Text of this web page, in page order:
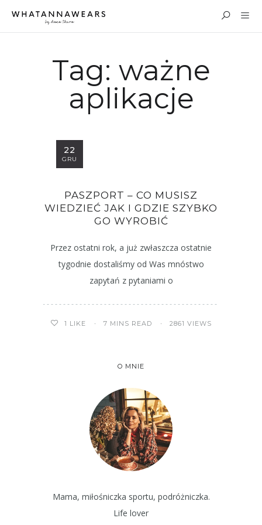
Tag: ważne
aplikacje
22
GRU
PASZPORT – CO MUSISZ
WIEDZIEĆ JAK I GDZIE SZYBKO
GO WYROBIĆ
Przez ostatni rok, a już zwłaszcza ostatnie
tygodnie dostaliśmy od Was mnóstwo
zapytań z pytaniami o
1 LIKE 7 MINS READ 2861 VIEWS
O MNIE
Mama, miłośniczka sportu, podróżniczka.
Life lover